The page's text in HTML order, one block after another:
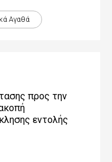
Αγαθά
προς την
εντολής